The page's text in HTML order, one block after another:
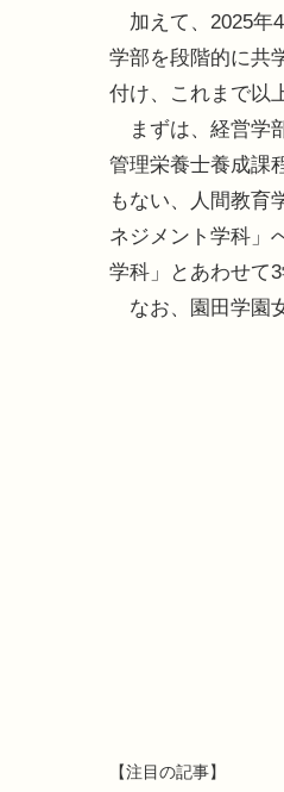
加えて、2025年
学部を段階的に共
付け、これまで以
まずは、経営学
管理栄養士養成課
もない、人間教育
ネジメント学科」
学科」とあわせて
なお、園田学園
【注目の記事】